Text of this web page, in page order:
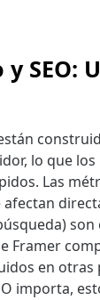
SEO:
lo que los
Las
afectan
Framer
en otras
importa,